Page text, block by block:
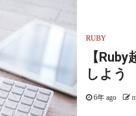
RUBY
【
しよう
6年 ago